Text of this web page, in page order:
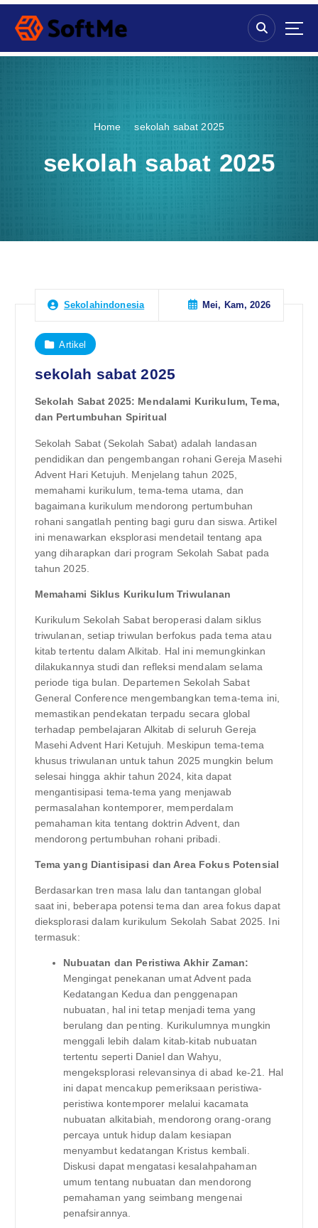
S
p
Home sekolah sabat 2025
sekolah sabat 2025
Sekolahindonesia Mei, Kam, 2026
Artikel
sekolah sabat 2025
Sekolah Sabat 2025: Mendalami Kurikulum, Tema,
dan Pertumbuhan Spiritual
Sekolah Sabat (Sekolah Sabat) adalah landasan
pendidikan dan pengembangan rohani Gereja Masehi
Advent Hari Ketujuh. Menjelang tahun 2025,
memahami kurikulum, tema-tema utama, dan
bagaimana kurikulum mendorong pertumbuhan
rohani sangatlah penting bagi guru dan siswa. Artikel
ini menawarkan eksplorasi mendetail tentang apa
yang diharapkan dari program Sekolah Sabat pada
tahun 2025.
Memahami Siklus Kurikulum Triwulanan
Kurikulum Sekolah Sabat beroperasi dalam siklus
triwulanan, setiap triwulan berfokus pada tema atau
kitab tertentu dalam Alkitab. Hal ini memungkinkan
dilakukannya studi dan refleksi mendalam selama
periode tiga bulan. Departemen Sekolah Sabat
General Conference mengembangkan tema-tema ini,
memastikan pendekatan terpadu secara global
terhadap pembelajaran Alkitab di seluruh Gereja
Masehi Advent Hari Ketujuh. Meskipun tema-tema
khusus triwulanan untuk tahun 2025 mungkin belum
selesai hingga akhir tahun 2024, kita dapat
mengantisipasi tema-tema yang menjawab
permasalahan kontemporer, memperdalam
pemahaman kita tentang doktrin Advent, dan
mendorong pertumbuhan rohani pribadi.
Tema yang Diantisipasi dan Area Fokus Potensial
Berdasarkan tren masa lalu dan tantangan global
saat ini, beberapa potensi tema dan area fokus dapat
dieksplorasi dalam kurikulum Sekolah Sabat 2025. Ini
termasuk:
Nubuatan dan Peristiwa Akhir Zaman:
Mengingat penekanan umat Advent pada
Kedatangan Kedua dan penggenapan
nubuatan, hal ini tetap menjadi tema yang
berulang dan penting. Kurikulumnya mungkin
menggali lebih dalam kitab-kitab nubuatan
tertentu seperti Daniel dan Wahyu,
mengeksplorasi relevansinya di abad ke-21. Hal
ini dapat mencakup pemeriksaan peristiwa-
peristiwa kontemporer melalui kacamata
nubuatan alkitabiah, mendorong orang-orang
percaya untuk hidup dalam kesiapan
menyambut kedatangan Kristus kembali.
Diskusi dapat mengatasi kesalahpahaman
umum tentang nubuatan dan mendorong
pemahaman yang seimbang mengenai
penafsirannya.